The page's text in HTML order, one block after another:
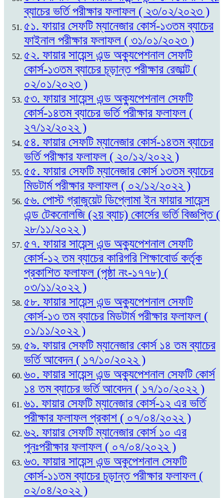
ব্যাচের ভর্তি পরীক্ষার ফলাফল ( ২৩/০২/২০২৩ )
৫১. ফায়ার সেফটি ম্যানেজার কোর্স-১৩তম ব্যাচের
ফাইনাল পরীক্ষার ফলাফল ( ৩১/০১/২০২৩ )
৫২. ফায়ার সায়েন্স এন্ড অক্যুপেশনাল সেফটি
কোর্স-১৩তম ব্যাচের চূড়ান্ত পরীক্ষার রেজাল্ট (
০২/০১/২০২৩ )
৫৩. ফায়ার সায়েন্স এন্ড অক্যুপেশনাল সেফটি
কোর্স-১৪তম ব্যাচের ভর্তি পরীক্ষার ফলাফল (
২৭/১২/২০২২ )
৫৪. ফায়ার সেফটি ম্যানেজার কোর্স-১৪তম ব্যাচের
ভর্তি পরীক্ষার ফলাফল ( ২০/১২/২০২২ )
৫৫. ফায়ার সেফটি ম্যানেজার কোর্স ১৩তম ব্যাচের
মিডটার্ম পরীক্ষার ফলাফল ( ০২/১২/২০২২ )
৫৬. পোস্ট গ্রাজুয়েট ডিপ্লোমা ইন ফায়ার সায়েন্স
এন্ড টেকনোলজি (২য় ব্যাচ) কোর্সের ভর্তি বিজ্ঞপ্তি (
২৮/১১/২০২২ )
৫৭. ফায়ার সায়েন্স এন্ড অক্যুপেশনাল সেফটি
কোর্স-১২ তম ব্যাচের কারিগরি শিক্ষাবোর্ড কর্তৃক
প্রকাশিত ফলাফল (পৃষ্ঠা নং-১৭৭৮) (
০৩/১১/২০২২ )
৫৮. ফায়ার সায়েন্স এন্ড অক্যুপেশনাল সেফটি
কোর্স-১৩ তম ব্যাচের মিডটার্ম পরীক্ষার ফলাফল (
০১/১১/২০২২ )
৫৯. ফায়ার সেফটি ম্যানেজার কোর্স ১৪ তম ব্যাচের
ভর্তি আবেদন ( ১৭/১০/২০২২ )
৬০. ফায়ার সায়েন্স এন্ড অক্যুপেশনাল সেফটি কোর্স
১৪ তম ব্যাচের ভর্তি আবেদন ( ১৭/১০/২০২২ )
৬১. ফায়ার সেফটি ম্যানেজার কোর্স-১২ এর ভর্তি
পরীক্ষার ফলাফল প্রকাশ ( ০৭/০৪/২০২২ )
৬২. ফায়ার সেফটি ম্যানেজার কোর্স ১০ এর
পুনঃপরীক্ষার ফলাফল ( ০৭/০৪/২০২২ )
৬৩. ফায়ার সায়েন্স এন্ড অকুপেশনাল সেফটি
কোর্স-১১তম ব্যাচের চূড়ান্ত পরীক্ষার ফলাফল (
০২/০৪/২০২২ )